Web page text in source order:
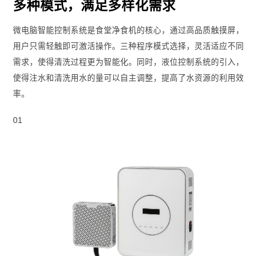
多种模式，满足多样化需求
微电脑智能控制系统是食堂净食机的核心，通过高品质触摸屏，
用户只需轻触即可激活操作。三种程序模式选择，灵活适应不同
需求，使得清洗过程更为智能化。同时，液位控制系统的引入，
使得注水和清洗用水的量可以自主调整，提高了水资源的利用效
率。
01